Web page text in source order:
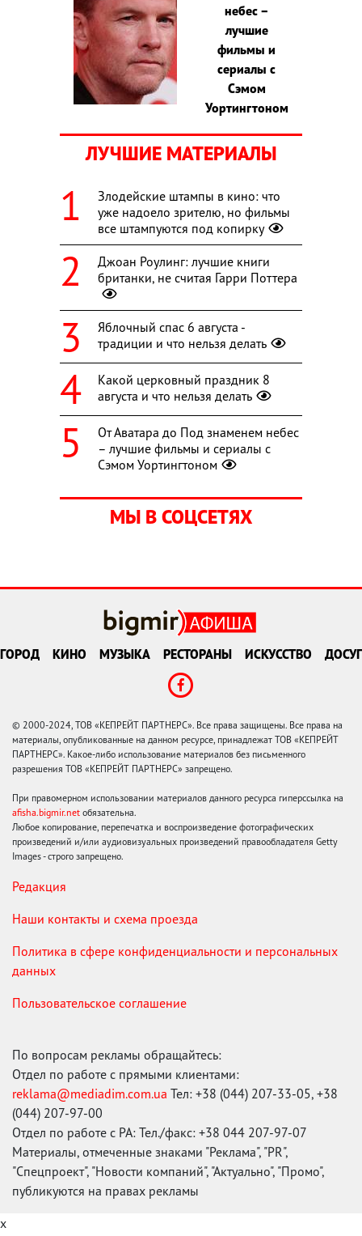
небес –
лучшие
фильмы и
сериалы с
Сэмом
Уортингтоном
ЛУЧШИЕ МАТЕРИАЛЫ
Злодейские штампы в кино: что
уже надоело зрителю, но фильмы
все штампуются под копирку
Джоан Роулинг: лучшие книги
британки, не считая Гарри Поттера
Яблочный спас 6 августа -
традиции и что нельзя делать
Какой церковный праздник 8
августа и что нельзя делать
От Аватара до Под знаменем небес
– лучшие фильмы и сериалы с
Сэмом Уортингтоном
МЫ В СОЦСЕТЯХ
ГОРОД КИНО МУЗЫКА РЕСТОРАНЫ ИСКУССТВО ДОСУГ
© 2000-2024, ТОВ «КЕПРЕЙТ ПАРТНЕРС». Все права защищены. Все права на
материалы, опубликованные на данном ресурсе, принадлежат ТОВ «КЕПРЕЙТ
ПАРТНЕРС». Какое-либо использование материалов без письменного
разрешения ТОВ «КЕПРЕЙТ ПАРТНЕРС» запрещено.
При правомерном использовании материалов данного ресурса гиперссылка на
afisha.bigmir.net обязательна.
Любое копирование, перепечатка и воспроизведение фотографических
произведений и/или аудиовизуальных произведений правообладателя Getty
Images - строго запрещено.
Редакция
Наши контакты и схема проезда
Политика в сфере конфиденциальности и персональных
данных
Пользовательское соглашение
По вопросам рекламы обращайтесь:
Отдел по работе с прямыми клиентами:
reklama@mediadim.com.ua Тел: +38 (044) 207-33-05, +38
(044) 207-97-00
Отдел по работе с РА: Тел./факс: +38 044 207-97-07
Материалы, отмеченные знаками "Реклама", "PR",
"Спецпроект", "Новости компаний", "Актуально", "Промо",
публикуются на правах рекламы
x